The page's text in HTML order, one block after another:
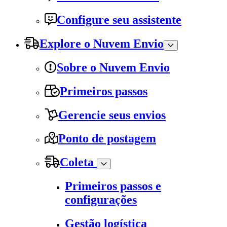
Configure seu assistente
Explore o Nuvem Envio
Sobre o Nuvem Envio
Primeiros passos
Gerencie seus envios
Ponto de postagem
Coleta
Primeiros passos e
configurações
Gestão logística